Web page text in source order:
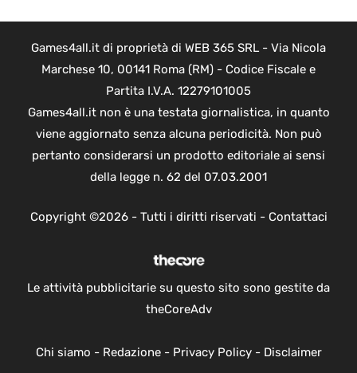
Games4all.it di proprietà di WEB 365 SRL - Via Nicola
Marchese 10, 00141 Roma (RM) - Codice Fiscale e
Partita I.V.A. 12279101005
Games4all.it non è una testata giornalistica, in quanto
viene aggiornato senza alcuna periodicità. Non può
pertanto considerarsi un prodotto editoriale ai sensi
della legge n. 62 del 07.03.2001
Copyright ©2026 - Tutti i diritti riservati - Contattaci
Le attività pubblicitarie su questo sito sono gestite da
theCoreAdv
Chi siamo - Redazione- Privacy Policy- Disclaimer